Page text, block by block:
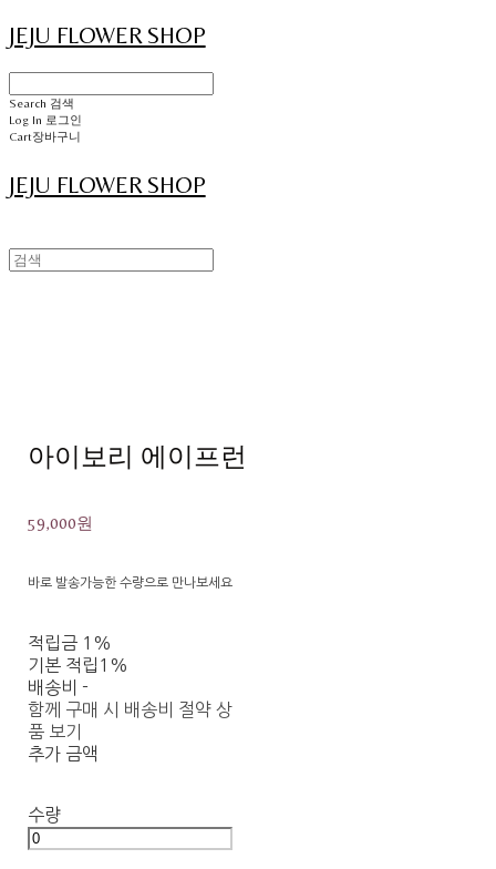
JEJU FLOWER SHOP
Search 검색
Log In 로그인
Cart장바구니
JEJU FLOWER SHOP
아이보리 에이프런
59,000원
바로 발송가능한 수량으로 만나보세요
적립금 1%
기본 적립 1%
배송비 -
함께 구매 시 배송비 절약 상
품 보기
추가 금액
수량